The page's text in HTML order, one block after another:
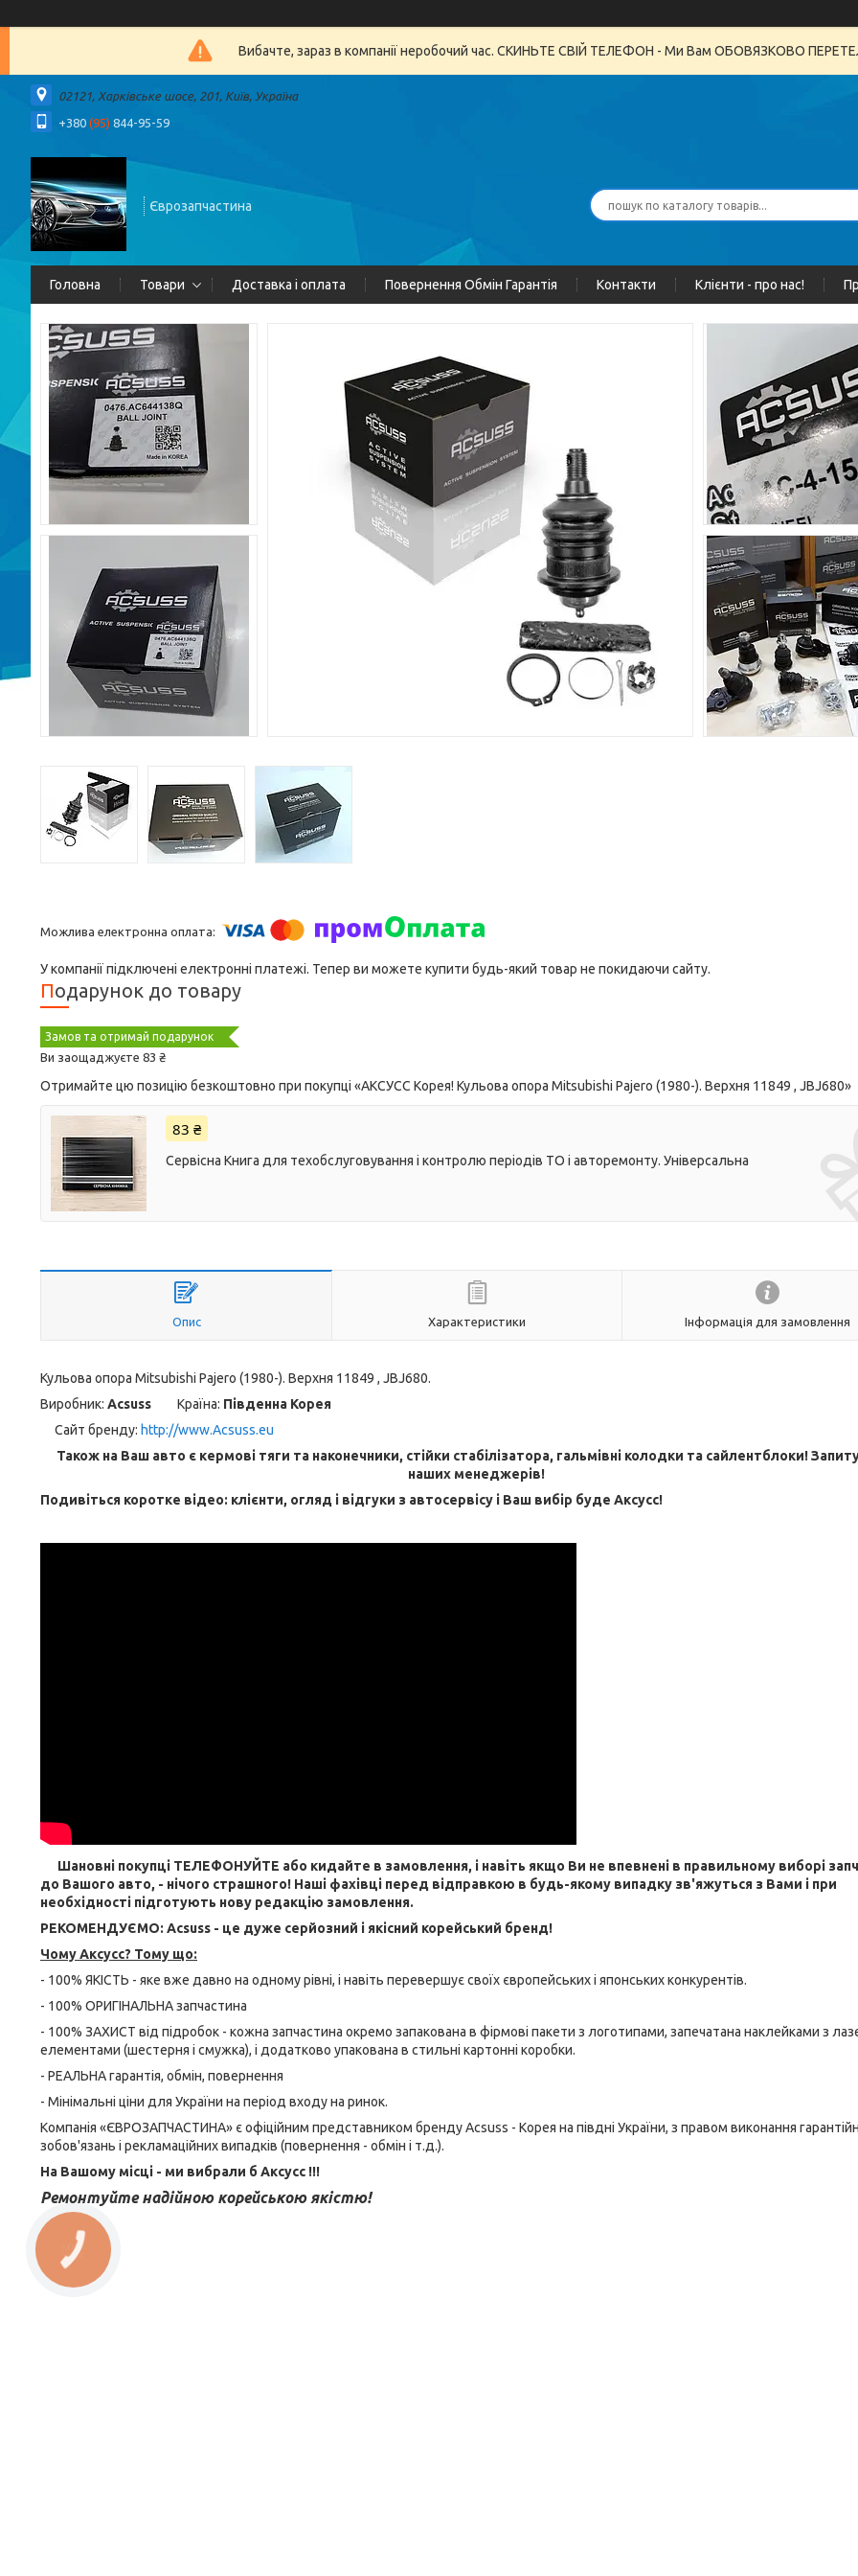
Вибачте, зараз в компанії неробочий час. СКИНЬТЕ СВІЙ ТЕЛЕФОН - Ми Вам ОБОВЯЗКОВО
02121, Харківське шосе, 201, Київ, Україна
+380 (95) 844-95-59
Єврозапчастина
Головна Товари Доставка і оплата Повернення Обмін Гарантія Контакти Клієнти - про нас!
У компанії підключені електронні платежі. Тепер ви можете купити будь-який товар не покидаючи сайту.
Подарунок до товару
Замов та отримай подарунок
Ви заощаджуєте 83 ₴
Отримайте цю позицію безкоштовно при покупці «AКСУСС Корея! Кульова опора Mitsubishi Pajero (1980-). Верхня 11849 , JBJ680»
83 ₴
Сервісна Книга для техобслуговування і контролю періодів ТО і авторемонту. Універсальна
Опис Характеристики Інформація для замовлення
Кульова опора Mitsubishi Pajero (1980-). Верхня 11849 , JBJ680.
Виробник: Acsuss Країна: Південна Корея
Сайт бренду: http://www.Acsuss.eu
Також на Ваш авто є кермові тяги та наконечники, стійки стабілізатора, гальмівні колодки та сайлентблоки!
наших менеджерів!
Подивіться коротке відео: клієнти, огляд і відгуки з автосервісу і Ваш вибір буде Aксусс!
Шановні покупці ТЕЛЕФОНУЙТЕ або кидайте в замовлення, і навіть якщо Ви не впевнені в правильному виборі
до Вашого авто, - нічого страшного! Наші фахівці перед відправкою в будь-якому випадку зв'яжуться з Вами і при
необхідності підготують нову редакцію замовлення.
РЕКОМЕНДУЄМО: Acsuss - це дуже серйозний і якісний корейський бренд!
Чому Aксусс? Тому що:
- 100% ЯКІСТЬ - яке вже давно на одному рівні, і навіть перевершує своїх європейських і японських конкурентів.
- 100% ОРИГІНАЛЬНА запчастина
- 100% ЗАХИСТ від підробок - кожна запчастина окремо запакована в фірмові пакети з логотипами, запечатана наклейками з
елементами (шестерня і смужка), і додатково упакована в стильні картонні коробки.
- РЕАЛЬНА гарантія, обмін, повернення
- Мінімальні ціни для України на період входу на ринок.
Компанія «ЄВРОЗАПЧАСТИНА» є офіційним представником бренду Acsuss - Корея на півдні України, з правом виконання
зобов'язань і рекламаційних випадків (повернення - обмін і т.д.).
На Вашому місці - ми вибрали б Aксусс !!!
Ремонтуйте надійною корейською якістю!